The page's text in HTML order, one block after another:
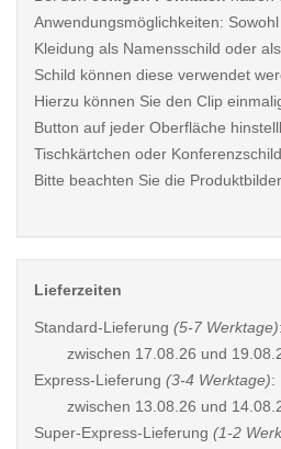
Anwendungsmöglichkeiten:
Kleidung als Namensschild oder
Schild können diese verwendet
Hierzu können Sie den Clip
Button auf jeder Oberfläche
Tischkärtchen oder
Bitte beachten Sie die Produktbilder.
Lieferzeiten
Standard-Lieferung (5-7 Werktage):
zwischen 17.08.26 und
Express-Lieferung (3-4 Werktage):
zwischen 13.08.26 und
Super-Express-Lieferung (1-2